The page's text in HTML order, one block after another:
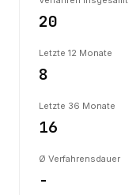
20
Letzte 12 Monate
8
Letzte 36 Monate
16
Ø Verfahrensdauer
-